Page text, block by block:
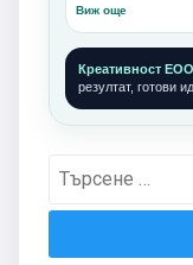
Виж още
Креативност
резултат, готови
Търсене